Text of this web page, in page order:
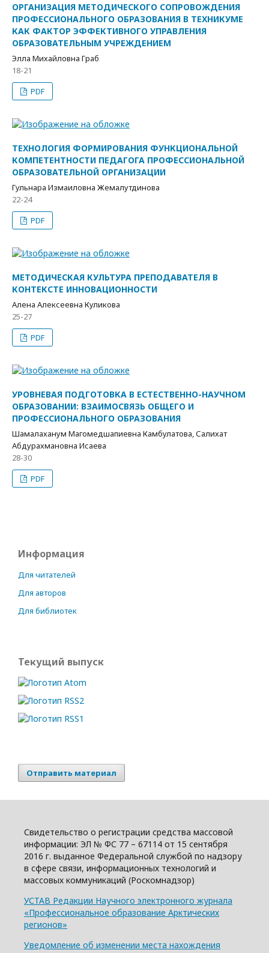
ОРГАНИЗАЦИЯ МЕТОДИЧЕСКОГО СОПРОВОЖДЕНИЯ
ПРОФЕССИОНАЛЬНОГО ОБРАЗОВАНИЯ В ТЕХНИКУМЕ
КАК ФАКТОР ЭФФЕКТИВНОГО УПРАВЛЕНИЯ
ОБРАЗОВАТЕЛЬНЫМ УЧРЕЖДЕНИЕМ
Элла Михайловна Граб
18-21
PDF
ТЕХНОЛОГИЯ ФОРМИРОВАНИЯ ФУНКЦИОНАЛЬНОЙ
КОМПЕТЕНТНОСТИ ПЕДАГОГА ПРОФЕССИОНАЛЬНОЙ
ОБРАЗОВАТЕЛЬНОЙ ОРГАНИЗАЦИИ
Гульнара Измаиловна Жемалутдинова
22-24
PDF
МЕТОДИЧЕСКАЯ КУЛЬТУРА ПРЕПОДАВАТЕЛЯ В
КОНТЕКСТЕ ИННОВАЦИОННОСТИ
Алена Алексеевна Куликова
25-27
PDF
УРОВНЕВАЯ ПОДГОТОВКА В ЕСТЕСТВЕННО-НАУЧНОМ
ОБРАЗОВАНИИ: ВЗАИМОСВЯЗЬ ОБЩЕГО И
ПРОФЕССИОНАЛЬНОГО ОБРАЗОВАНИЯ
Шамалаханум Магомедшапиевна Камбулатова, Салихат
Абдурахмановна Исаева
28-30
PDF
Информация
Для читателей
Для авторов
Для библиотек
Текущий выпуск
Отправить материал
Свидетельство о регистрации средства массовой
информации: ЭЛ № ФС 77 – 67114 от 15 сентября
2016 г. выданное Федеральной службой по надзору
в сфере связи, информационных технологий и
массовых коммуникаций (Роскомнадзор)
УСТАВ Редакции Научного электронного журнала
«Профессиональное образование Арктических
регионов»
Уведомление об изменении места нахождения